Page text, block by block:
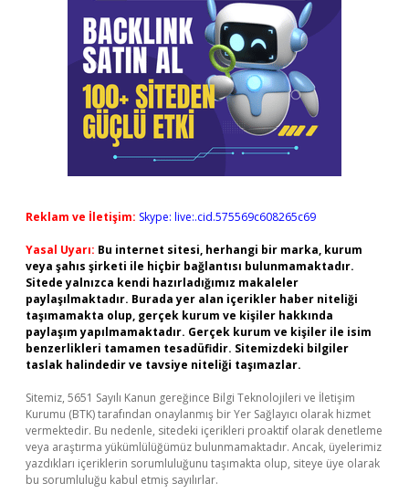
Reklam ve İletişim: Skype: live:.cid.575569c608265c69
Yasal Uyarı: Bu internet sitesi, herhangi bir marka, kurum
veya şahıs şirketi ile hiçbir bağlantısı bulunmamaktadır.
Sitede yalnızca kendi hazırladığımız makaleler
paylaşılmaktadır. Burada yer alan içerikler haber niteliği
taşımamakta olup, gerçek kurum ve kişiler hakkında
paylaşım yapılmamaktadır. Gerçek kurum ve kişiler ile isim
benzerlikleri tamamen tesadüfidir. Sitemizdeki bilgiler
taslak halindedir ve tavsiye niteliği taşımazlar.
Sitemiz, 5651 Sayılı Kanun gereğince Bilgi Teknolojileri ve İletişim
Kurumu (BTK) tarafından onaylanmış bir Yer Sağlayıcı olarak hizmet
vermektedir. Bu nedenle, sitedeki içerikleri proaktif olarak denetleme
veya araştırma yükümlülüğümüz bulunmamaktadır. Ancak, üyelerimiz
yazdıkları içeriklerin sorumluluğunu taşımakta olup, siteye üye olarak
bu sorumluluğu kabul etmiş sayılırlar.